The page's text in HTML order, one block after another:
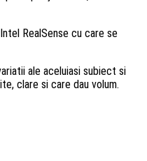
RealSense cu care se
ale aceluiasi subiect si
clare si care dau volum.